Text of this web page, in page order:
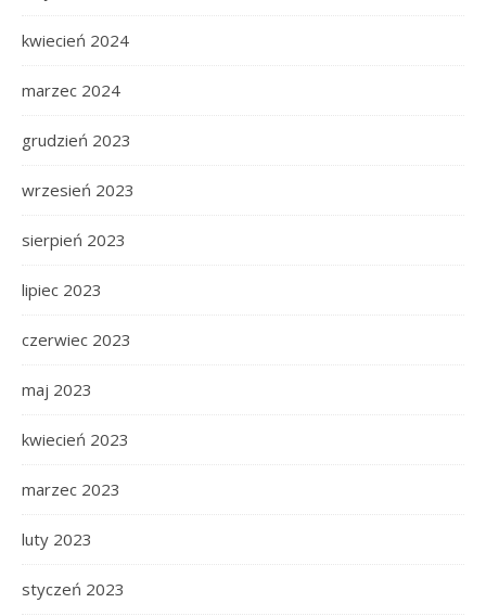
kwiecień 2024
marzec 2024
grudzień 2023
wrzesień 2023
sierpień 2023
lipiec 2023
czerwiec 2023
maj 2023
kwiecień 2023
marzec 2023
luty 2023
styczeń 2023